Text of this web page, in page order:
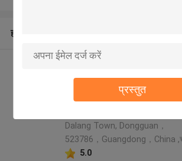
प्रस्तुत
हमारे बारे में
निर्माता प्रोफ़ाइल
Address: 5th Floor,
Dalang Town, Dongguan，
523786，Guangdong，China
5.0